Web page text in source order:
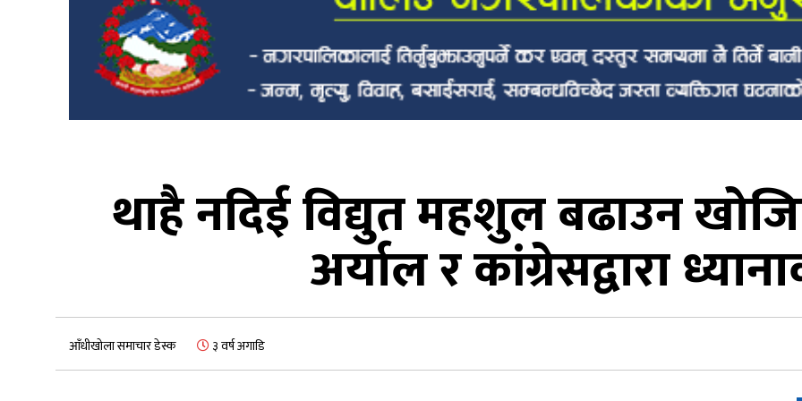
थाहै नदिई विद्युत महशुल बढाउन
अर्याल र कांग्रेसद्वारा
आँधीखोला समाचार डेस्क ३ वर्ष अगाडि